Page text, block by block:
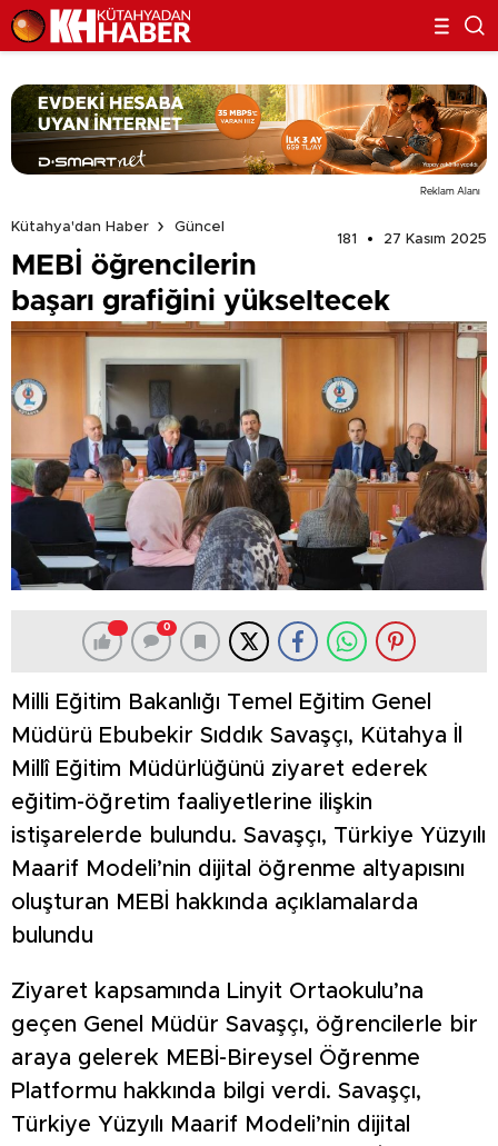
Reklam Alanı
Kütahya'dan Haber
Güncel
181
27 Kasım 2025
MEBİ öğrencilerin
başarı grafiğini yükseltecek
0
Milli Eğitim Bakanlığı Temel Eğitim Genel
Müdürü Ebubekir Sıddık Savaşçı, Kütahya İl
Millî Eğitim Müdürlüğünü ziyaret ederek
eğitim-öğretim faaliyetlerine ilişkin
istişarelerde bulundu. Savaşçı, Türkiye Yüzyılı
Maarif Modeli’nin dijital öğrenme altyapısını
oluşturan MEBİ hakkında açıklamalarda
bulundu
Ziyaret kapsamında Linyit Ortaokulu’na
geçen Genel Müdür Savaşçı, öğrencilerle bir
araya gelerek MEBİ-Bireysel Öğrenme
Platformu hakkında bilgi verdi. Savaşçı,
Türkiye Yüzyılı Maarif Modeli’nin dijital